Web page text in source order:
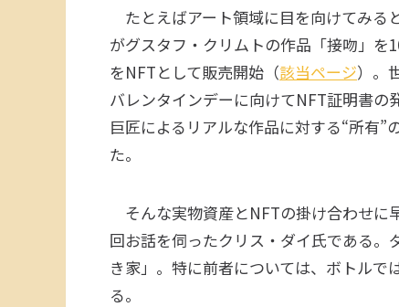
たとえばアート領域に目を向けてみる
がグスタフ・クリムトの作品「接吻」
をNFTとして販売開始（該当ページ）。
バレンタインデーに向けてNFT証明書の
巨匠によるリアルな作品に対する“所有”
た。
そんな実物資産とNFTの掛け合わせに
回お話を伺ったクリス・ダイ氏である。
き家」。特に前者については、ボトル
る。